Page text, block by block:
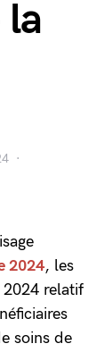
la
2024, les
2024 relatif
soins de